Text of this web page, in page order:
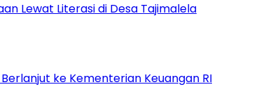
Lewat Literasi di Desa Tajimalela
ke Kementerian Keuangan RI